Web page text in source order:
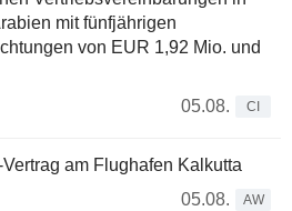
mit fünfjährigen
von EUR 1,92 Mio. und
05.08.
CI
am Flughafen Kalkutta
05.08.
AW